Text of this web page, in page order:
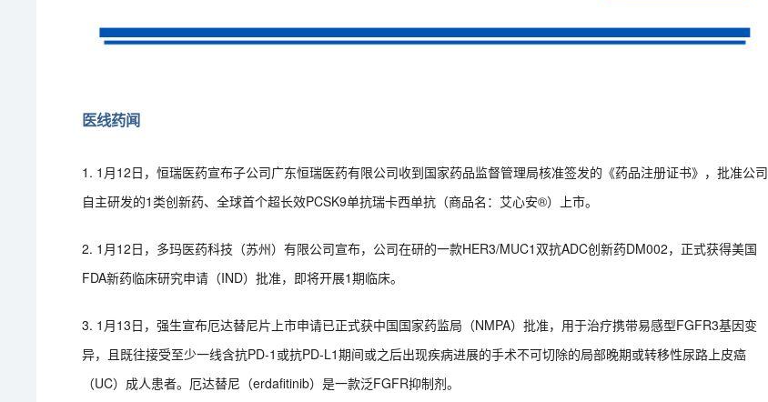
医线药闻
1. 1月12日，恒瑞医药宣布子公司广东恒瑞医药有限公司收到国家药品监督管理局核准签发的《药品注册证书》，批准公司
自主研发的1类创新药、全球首个超长效PCSK9单抗瑞卡西单抗（商品名：艾心安®）上市。
2. 1月12日，多玛医药科技（苏州）有限公司宣布，公司在研的一款HER3/MUC1双抗ADC创新药DM002，正式获得美国
FDA新药临床研究申请（IND）批准，即将开展1期临床。
3. 1月13日，强生宣布厄达替尼片上市申请已正式获中国国家药监局（NMPA）批准，用于治疗携带易感型FGFR3基因变
异，且既往接受至少一线含抗PD-1或抗PD-L1期间或之后出现疾病进展的手术不可切除的局部晚期或转移性尿路上皮癌
（UC）成人患者。厄达替尼（erdafitinib）是一款泛FGFR抑制剂。